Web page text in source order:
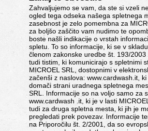
Zahvaljujemo se vam, da ste si vzeli
ogled tega odseka našega spletnega
zasebnost je zelo pomembna za
za boljšo zaščito vam nudimo te
boste našli indikacije o vrstah
spletu. To so informacije, ki se v skladu
členom zakonske uredbe št. 193/2003
tudi tistim, ki komunicirajo s spletnimi
MICROEL SRL, dostopnimi v
začenši z naslova: www.cardwash.it,
domači strani uradnega spletnega
SRL. Informacije so na voljo samo za
www.cardwash .it, ki je v lasti
tudi za druga spletna mesta, ki jih je
pregledati prek povezav. Informacije
na Priporočilu št. 2/2001, da so